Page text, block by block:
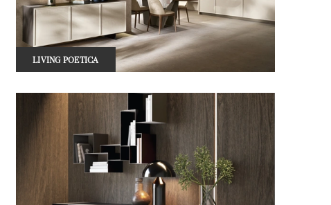
LIVING POETICA